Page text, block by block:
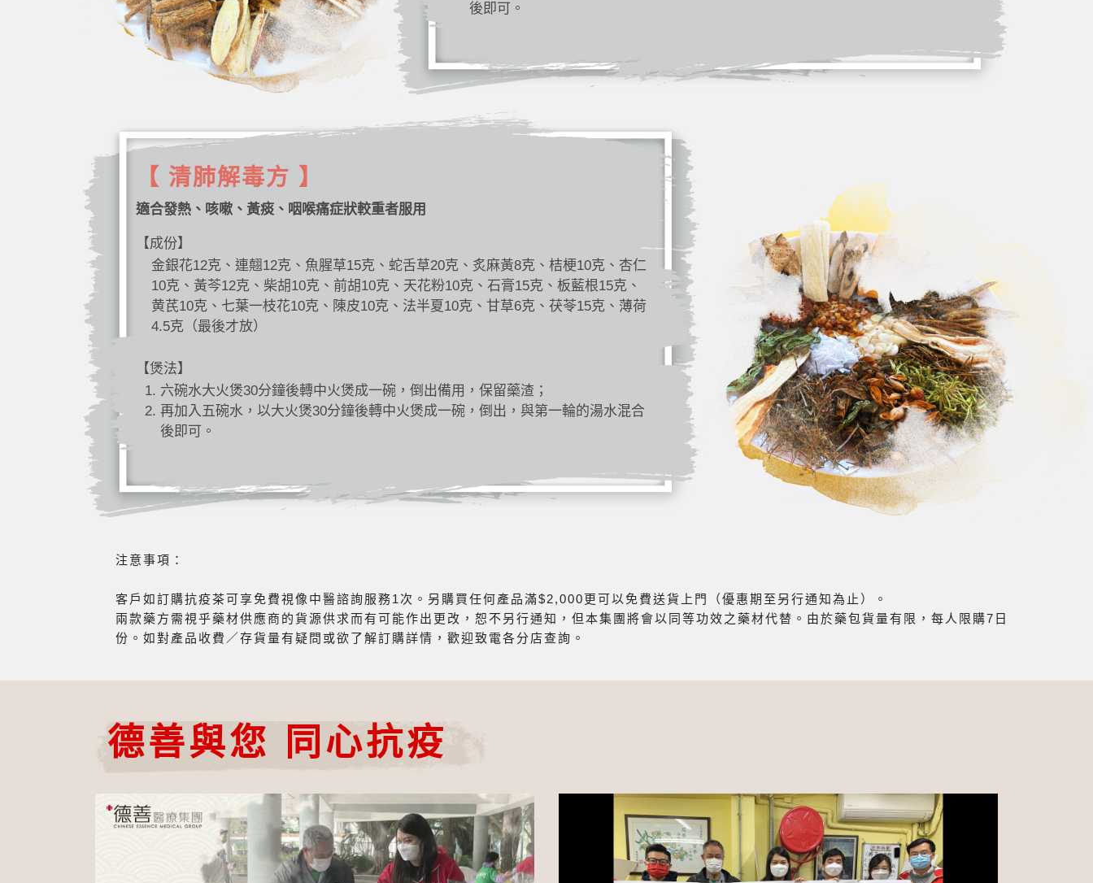
後即可。
【 清肺解毒方 】
適合發熱、咳嗽、黃痰、咽喉痛症狀較重者服用
【成份】
金銀花12克、連翹12克、魚腥草15克、蛇舌草20克、炙麻黃8克、桔梗10克、杏仁
10克、黃芩12克、柴胡10克、前胡10克、天花粉10克、石膏15克、板藍根15克、
黄芪10克、七葉一枝花10克、陳皮10克、法半夏10克、甘草6克、茯苓15克、薄荷
4.5克（最後才放）
【煲法】
六碗水大火煲30分鐘後轉中火煲成一碗，倒出備用，保留藥渣；
再加入五碗水，以大火煲30分鐘後轉中火煲成一碗，倒出，與第一輪的湯水混合
後即可。
注意事項：
客戶如訂購抗疫茶可享免費視像中醫諮詢服務1次。另購買任何產品滿$2,000更可以免費送貨上門（優惠期至另行通知為止）。
兩款藥方需視乎藥材供應商的貨源供求而有可能作出更改，恕不另行通知，但本集團將會以同等功效之藥材代替。由於藥包貨量有限，每人限購7日
份。如對產品收費／存貨量有疑問或欲了解訂購詳情，歡迎致電各分店查詢。
德善與您 同心抗疫